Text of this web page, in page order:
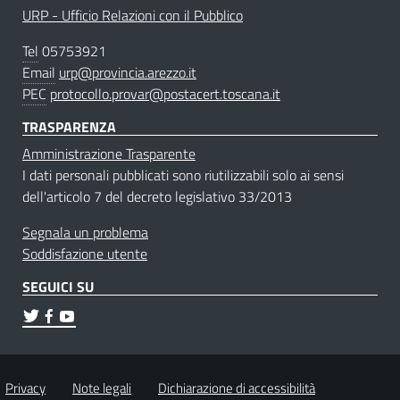
URP - Ufficio Relazioni con il Pubblico
Tel 05753921
Email urp@provincia.arezzo.it
PEC protocollo.provar@postacert.toscana.it
TRASPARENZA
Amministrazione Trasparente
I dati personali pubblicati sono riutilizzabili solo ai sensi
dell'articolo 7 del decreto legislativo 33/2013
Segnala un problema
Soddisfazione utente
SEGUICI SU
Privacy Note legali Dichiarazione di accessibilità